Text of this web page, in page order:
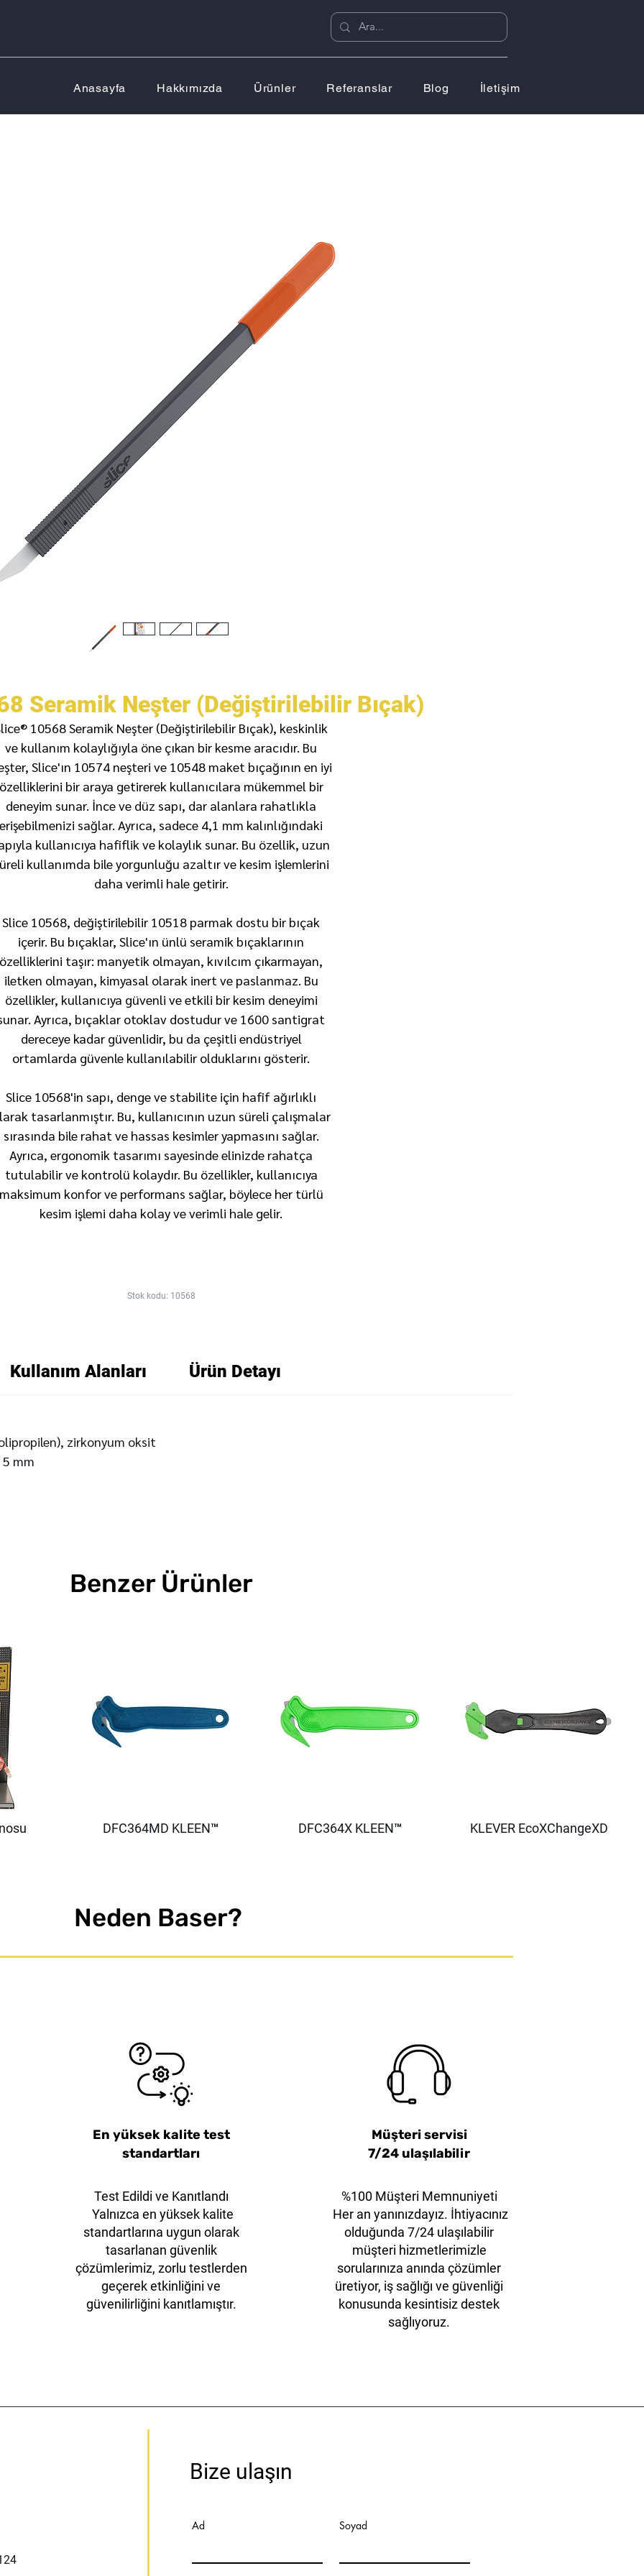
Anasayfa Hakkımızda Ürünler Referanslar Blog İletişim
Seramik Neşter (Değiştirilebilir Bıçak)
10568 Seramik Neşter (Değiştirilebilir Bıçak), keskinlik
ve kullanım kolaylığıyla öne çıkan bir kesme aracıdır. Bu
Slice'ın 10574 neşteri ve 10548 maket bıçağının en iyi
bir araya getirerek kullanıcılara mükemmel bir
deneyim sunar. İnce ve düz sapı, dar alanlara rahatlıkla
erişebilmenizi sağlar. Ayrıca, sadece 4,1 mm kalınlığındaki
kullanıcıya hafiflik ve kolaylık sunar. Bu özellik, uzun
kullanımda bile yorgunluğu azaltır ve kesim işlemlerini
daha verimli hale getirir.
Slice 10568, değiştirilebilir 10518 parmak dostu bir bıçak
içerir. Bu bıçaklar, Slice'ın ünlü seramik bıçaklarının
özelliklerini taşır: manyetik olmayan, kıvılcım çıkarmayan,
iletken olmayan, kimyasal olarak inert ve paslanmaz. Bu
özellikler, kullanıcıya güvenli ve etkili bir kesim deneyimi
Ayrıca, bıçaklar otoklav dostudur ve 1600 santigrat
dereceye kadar güvenlidir, bu da çeşitli endüstriyel
ortamlarda güvenle kullanılabilir olduklarını gösterir.
Slice 10568'in sapı, denge ve stabilite için hafif ağırlıklı
tasarlanmıştır. Bu, kullanıcının uzun süreli çalışmalar
sırasında bile rahat ve hassas kesimler yapmasını sağlar.
Ayrıca, ergonomik tasarımı sayesinde elinizde rahatça
tutulabilir ve kontrolü kolaydır. Bu özellikler, kullanıcıya
konfor ve performans sağlar, böylece her türlü
kesim işlemi daha kolay ve verimli hale gelir.
Stok kodu: 10568
Kullanım Alanları Ürün Detayı
zirkonyum oksit
5 mm
Benzer Ürünler
DFC364MD KLEEN™ DFC364X KLEEN™ KLEVER EcoXChangeXD
KLEVER EcoXChange30
Klever Kutter – Eco-Friendly
38mm Mavi Çelik Çene
Emniyet Asma Kilit
38mm Mor Çelik Çene
Emniyet Asma Kilit
Neden Baser?
En yüksek kalite test
standartları
Test Edildi ve Kanıtlandı
Yalnızca en yüksek kalite
standartlarına uygun olarak
tasarlanan güvenlik
çözümlerimiz, zorlu testlerden
geçerek etkinliğini ve
güvenilirliğini kanıtlamıştır.
Müşteri servisi
7/24 ulaşılabilir
%100 Müşteri Memnuniyeti
Her an yanınızdayız. İhtiyacınız
olduğunda 7/24 ulaşılabilir
müşteri hizmetlerimizle
sorularınıza anında çözümler
üretiyor, iş sağlığı ve güvenliği
konusunda kesintisiz destek
sağlıyoruz.
Bize ulaşın
Ad Soyad